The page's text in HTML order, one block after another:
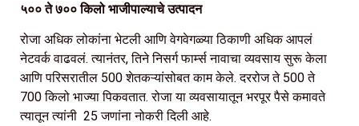
५०० ते ७०० किलो भाजीपाल्याचे उत्पादन
रोजा अधिक लोकांना भेटली आणि वेगवेगळ्या ठिकाणी अधिक आपलं
नेटवर्क वाढवलं. त्यानंतर, तिने निसर्ग फार्म्स नावाचा व्यवसाय सुरू केला
आणि परिसरातील 500 शेतकऱ्यांसोबत काम केले. दररोज ते 500 ते
700 किलो भाज्या पिकवतात. रोजा या व्यवसायातून भरपूर पैसे कमावते
त्यातून त्यांनी 25 जणांना नोकरी दिली आहे.